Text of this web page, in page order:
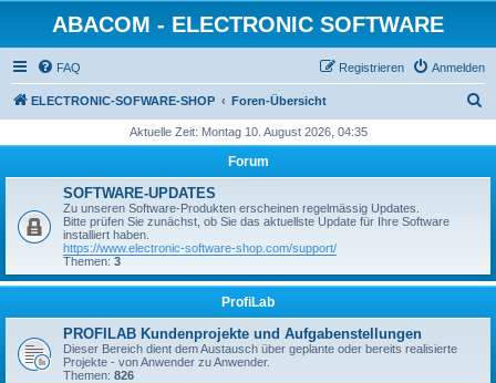
ABACOM - ELECTRONIC SOFTWARE
FAQ Anmelden
Registrieren
ELECTRONIC-SOFWARE-SHOP Foren-Übersicht
h
Aktuelle Zeit: Montag 10. August 2026, 04:35
Forum
SOFTWARE-UPDATES
Zu unseren Software-Produkten erscheinen regelmässig Updates.
Bitte prüfen Sie zunächst, ob Sie das aktuellste Update für Ihre Software
installiert haben.
https://www.electronic-software-shop.com/support/
Themen: 3
ProfiLab
PROFILAB Kundenprojekte und Aufgabenstellungen
Dieser Bereich dient dem Austausch über geplante oder bereits realisierte
Projekte - von Anwender zu Anwender.
Themen: 826